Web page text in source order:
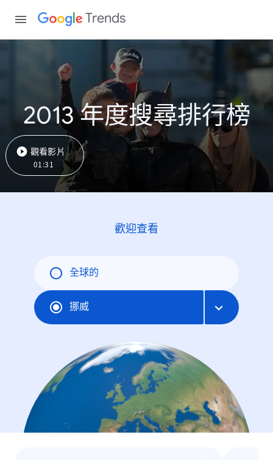
Trends
2013 年度搜尋排行榜
觀看影片
01:31
歡迎查看
全球的
挪威